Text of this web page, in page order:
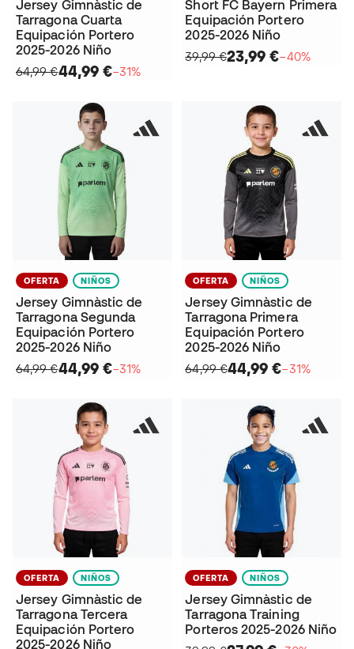
Jersey Gimnàstic de
Tarragona Cuarta
Equipación Portero
2025-2026 Niño
64,99 €44,99 €−31%
Short FC Bayern Primera
Equipación Portero
2025-2026 Niño
39,99 €23,99 €−40%
OFERTA NIÑOS
Jersey Gimnàstic de
Tarragona Segunda
Equipación Portero
2025-2026 Niño
64,99 €44,99 €−31%
OFERTA NIÑOS
Jersey Gimnàstic de
Tarragona Primera
Equipación Portero
2025-2026 Niño
64,99 €44,99 €−31%
OFERTA NIÑOS
Jersey Gimnàstic de
Tarragona Tercera
Equipación Portero
2025-2026 Niño
OFERTA NIÑOS
Jersey Gimnàstic de
Tarragona Training
Porteros 2025-2026 Niño